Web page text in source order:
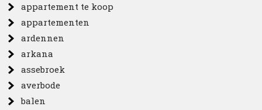
appartement te koop
appartementen
ardennen
arkana
assebroek
averbode
balen